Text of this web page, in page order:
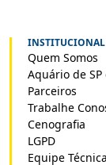
INSTITUCIONAL
Quem Somos
Aquário de
Parceiros
Trabalhe
Cenografia
LGPD
Equipe Técnica